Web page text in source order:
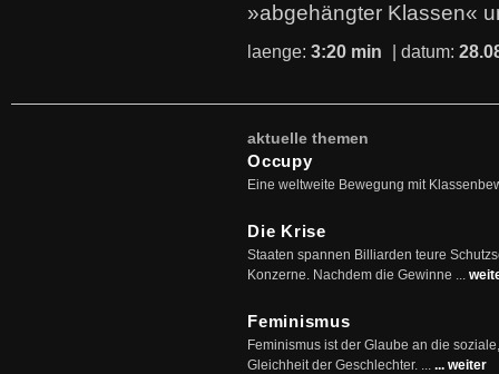
»abgehängter Klassen«
laenge: 3:20 min | datum:
aktuelle themen
Occupy
Eine weltweite Bewegung mit
Die Krise
Staaten spannen Billiarden teure
Konzerne. Nachdem die Gewinne ...
Feminismus
Feminismus ist der Glaube an die
Gleichheit der Geschlechter. ... ... weiter